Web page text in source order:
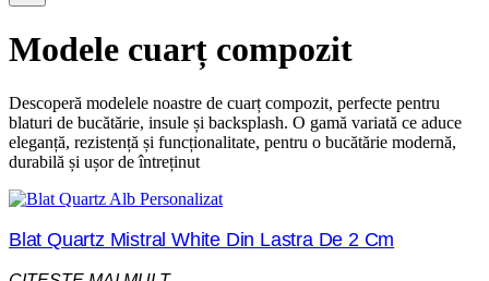
Modele cuarț compozit
Descoperă modelele noastre de cuarț compozit, perfecte pentru
blaturi de bucătărie, insule și backsplash. O gamă variată ce aduce
eleganță, rezistență și funcționalitate, pentru o bucătărie modernă,
durabilă și ușor de întreținut
Blat Quartz Mistral White Din Lastra De 2 Cm